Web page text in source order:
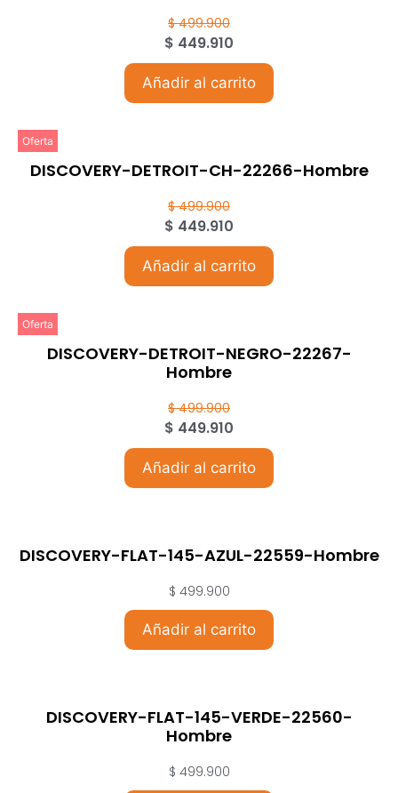
$499.900
$ 449.910
Añadir al carrito
Oferta
DISCOVERY-DETROIT-CH-22266-Hombre
$499.900
$ 449.910
Añadir al carrito
Oferta
DISCOVERY-DETROIT-NEGRO-22267-
Hombre
$499.900
$ 449.910
Añadir al carrito
DISCOVERY-FLAT-145-AZUL-22559-Hombre
$ 499.900
Añadir al carrito
DISCOVERY-FLAT-145-VERDE-22560-
Hombre
$ 499.900